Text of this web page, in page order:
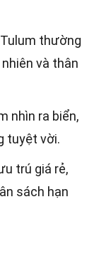
thường
và thân
nhìn ra biển,
tuyệt vời.
trú giá rẻ,
sách hạn